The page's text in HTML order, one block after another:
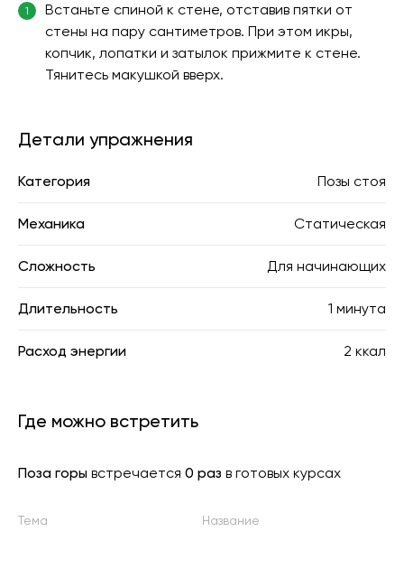
1
Встаньте спиной к стене, отставив пятки от
стены на пару сантиметров. При этом икры,
копчик, лопатки и затылок прижмите к стене.
Тянитесь макушкой вверх.
Детали упражнения
Категория Позы стоя
Механика Статическая
Сложность Для начинающих
Длительность 1 минута
Расход энергии 2 ккал
Где можно встретить
Поза горы встречается 0 раз в готовых курсах
Тема Название